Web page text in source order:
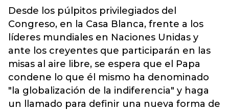
Desde los púlpitos privilegiados del
Congreso, en la Casa Blanca, frente a los
líderes mundiales en Naciones Unidas y
ante los creyentes que participarán en las
misas al aire libre, se espera que el Papa
condene lo que él mismo ha denominado
"la globalización de la indiferencia" y haga
un llamado para definir una nueva forma de